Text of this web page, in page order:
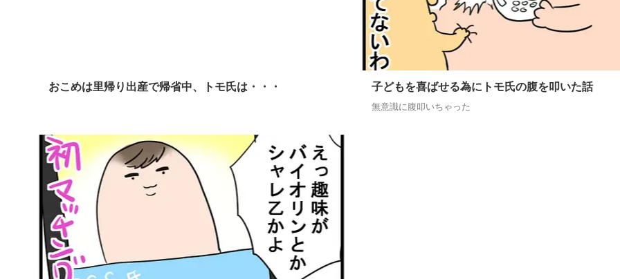
おこめは里帰り出産で帰省中、トモ氏は・・・ 子どもを喜ばせる為にトモ氏の腹を叩いた話
無意識に腹叩いちゃった